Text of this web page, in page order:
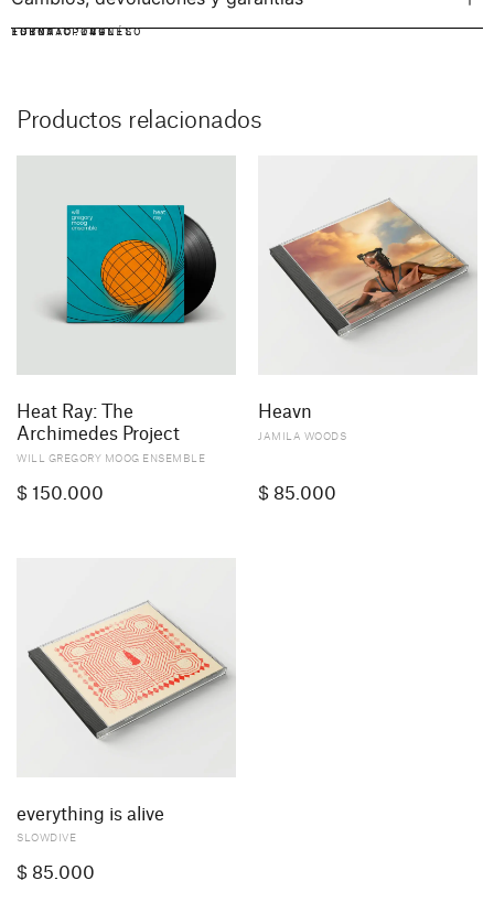
IDIOMA:INGLÉS
FORMATO:VINILO
ISBN: CP049
Productos relacionados
Heat Ray: The
Archimedes Project
WILL GREGORY MOOG ENSEMBLE
$ 150.000
Heavn
JAMILA WOODS
$ 85.000
everything is alive
SLOWDIVE
$ 85.000